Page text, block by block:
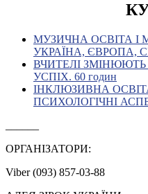
МУЗИЧНА ОСВІТА І
УКРАЇНА, ЄВРОПА,
ВЧИТЕЛІ ЗМІНЮЮТЬ
УСПІХ. 60 годин
ІНКЛЮЗИВНА
ПСИХОЛОГІЧНІ
ОРГАНІЗАТОРИ:
Viber (093) 857-03-88